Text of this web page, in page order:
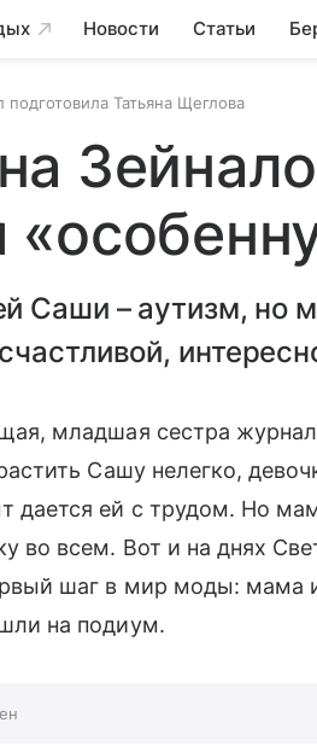
Новости Статьи
подготовила Татьяна Щеглова
Саши – аутизм, но
младшая сестра
Сашу нелегко,
ей с трудом. Но
во всем. Вот и на днях
шаг в мир моды: мама
на подиум.